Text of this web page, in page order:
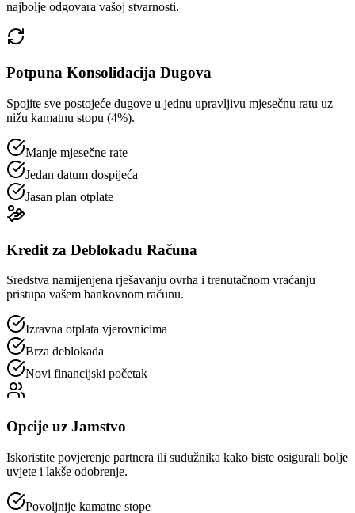
najbolje odgovara vašoj stvarnosti.
Potpuna Konsolidacija Dugova
Spojite sve postojeće dugove u jednu upravljivu mjesečnu ratu uz
nižu kamatnu stopu (4%).
Manje mjesečne rate
Jedan datum dospijeća
Jasan plan otplate
Kredit za Deblokadu Računa
Sredstva namijenjena rješavanju ovrha i trenutačnom vraćanju
pristupa vašem bankovnom računu.
Izravna otplata vjerovnicima
Brza deblokada
Novi financijski početak
Opcije uz Jamstvo
Iskoristite povjerenje partnera ili sudužnika kako biste osigurali bolje
uvjete i lakše odobrenje.
Povoljnije kamatne stope